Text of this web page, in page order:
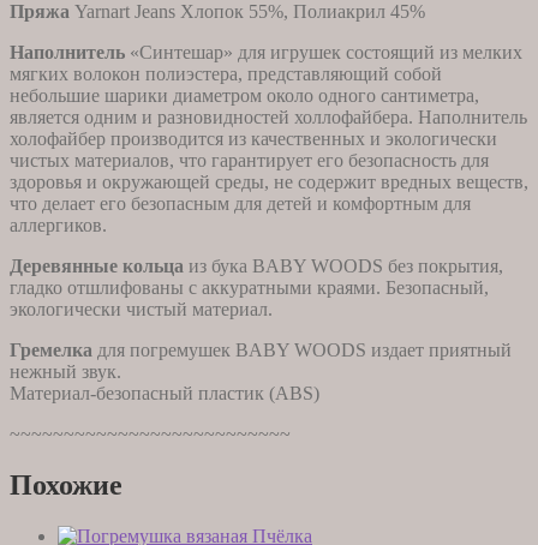
Пряжа Yarnart Jeans Хлопок 55%, Полиакрил 45%
Наполнитель «Синтешар» для игрушек состоящий из мелких
мягких волокон полиэстера, представляющий собой
небольшие шарики диаметром около одного сантиметра,
является одним и разновидностей холлофайбера. Наполнитель
холофайбер производится из качественных и экологически
чистых материалов, что гарантирует его безопасность для
здоровья и окружающей среды, не содержит вредных веществ,
что делает его безопасным для детей и комфортным для
аллергиков.
Деревянные кольца из бука BABY WOODS без покрытия,
гладко отшлифованы с аккуратными краями. Безопасный,
экологически чистый материал.
Гремелка для погремушек BABY WOODS издает приятный
нежный звук.
Материал-безопасный пластик (ABS)
~~~~~~~~~~~~~~~~~~~~~~~~~~
Похожие